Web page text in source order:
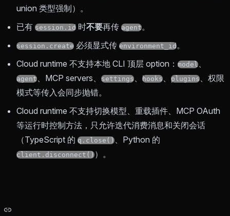
union 类型强制）。
已有 session.id 时不要再传 agent。
session.create 必须显式传 environment_id。
Cloud runtime 不支持本地 CLI 顶层 option： model、
agent、MCP servers、 settings、 hooks、 plugins、权限
模式等传入会同步抛错。
Cloud runtime 不支持切换模型、重载插件、MCP OAuth
等运行时控制方法，只允许迭代消费消息和关闭会话
（TypeScript 的 q.close()、Python 的
client.disconnect()）。